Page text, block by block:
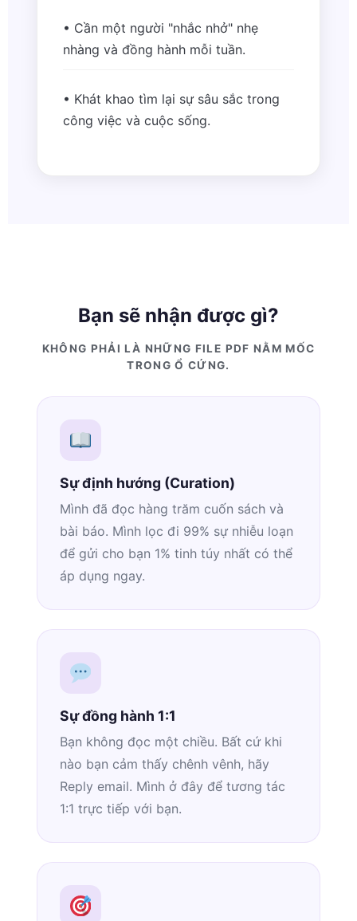
• Cần một người "nhắc nhở" nhẹ
nhàng và đồng hành mỗi tuần.
• Khát khao tìm lại sự sâu sắc trong
công việc và cuộc sống.
Bạn sẽ nhận được gì?
KHÔNG PHẢI LÀ NHỮNG FILE PDF NẰM MỐC
TRONG Ổ CỨNG.
Sự định hướng (Curation)
Mình đã đọc hàng trăm cuốn sách và
bài báo. Mình lọc đi 99% sự nhiễu loạn
để gửi cho bạn 1% tinh túy nhất có thể
áp dụng ngay.
Sự đồng hành 1:1
Bạn không đọc một chiều. Bất cứ khi
nào bạn cảm thấy chênh vênh, hãy
Reply email. Mình ở đây để tương tác
1:1 trực tiếp với bạn.